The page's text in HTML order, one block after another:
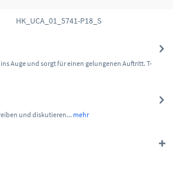
HK_UCA_01_5741-P18_S
Auge und sorgt für einen gelungenen Auftritt. T-
und diskutieren... mehr